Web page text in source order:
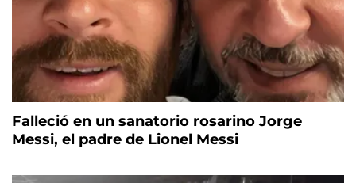
Falleció en un sanatorio rosarino Jorge
Messi, el padre de Lionel Messi